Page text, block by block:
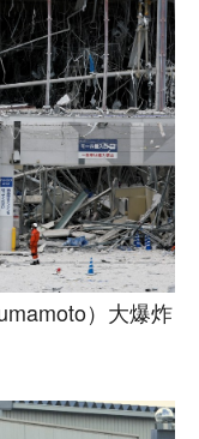
）大爆炸